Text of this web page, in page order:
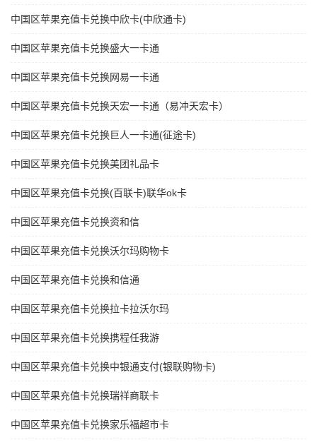
中国区苹果充值卡兑换中欣卡(中欣通卡)
中国区苹果充值卡兑换盛大一卡通
中国区苹果充值卡兑换网易一卡通
中国区苹果充值卡兑换天宏一卡通（易冲天宏卡）
中国区苹果充值卡兑换巨人一卡通(征途卡)
中国区苹果充值卡兑换美团礼品卡
中国区苹果充值卡兑换(百联卡)联华ok卡
中国区苹果充值卡兑换资和信
中国区苹果充值卡兑换沃尔玛购物卡
中国区苹果充值卡兑换和信通
中国区苹果充值卡兑换拉卡拉沃尔玛
中国区苹果充值卡兑换携程任我游
中国区苹果充值卡兑换中银通支付(银联购物卡)
中国区苹果充值卡兑换瑞祥商联卡
中国区苹果充值卡兑换家乐福超市卡